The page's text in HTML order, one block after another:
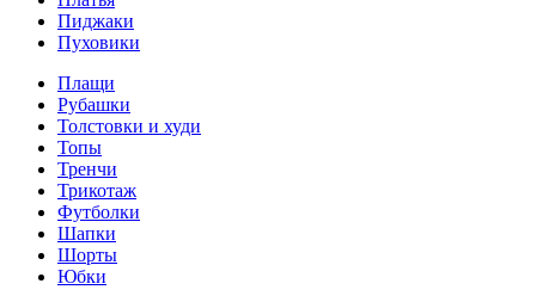
Пиджаки
Пуховики
Плащи
Рубашки
Толстовки и худи
Топы
Тренчи
Трикотаж
Футболки
Шапки
Шорты
Юбки